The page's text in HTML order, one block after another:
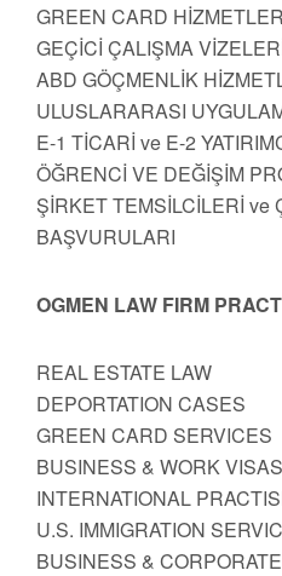
GREEN CARD
GEÇİCİ ÇALIŞMA
ABD GÖÇMENLİK
ULUSLARARASI
E-1 TİCARİ ve E-2
ÖĞRENCİ VE DEĞİŞİM
ŞİRKET TEMSİLCİLERİ ve
BAŞVURULARI
OGMEN LAW FIRM
REAL ESTATE LAW
DEPORTATION CASES
GREEN CARD SERVICES
BUSINESS & WORK VISAS
INTERNATIONAL
U.S. IMMIGRATION
BUSINESS &